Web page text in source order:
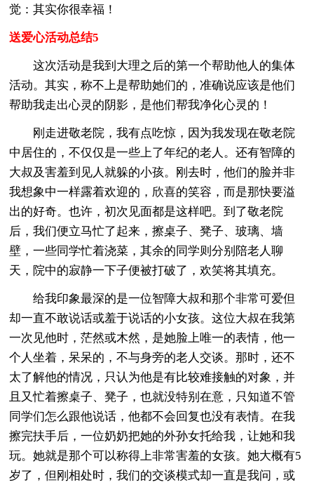
觉：其实你很幸福！
送爱心活动总结5
这次活动是我到大理之后的第一个帮助他人的集体
活动。其实，称不上是帮助她们的，准确说应该是他们
帮助我走出心灵的阴影，是他们帮我净化心灵的！
刚走进敬老院，我有点吃惊，因为我发现在敬老院
中居住的，不仅仅是一些上了年纪的老人。还有智障的
大叔及害羞到见人就躲的小孩。刚去时，他们的脸并非
我想象中一样露着欢迎的，欣喜的笑容，而是那快要溢
出的好奇。也许，初次见面都是这样吧。到了敬老院
后，我们便立马忙了起来，擦桌子、凳子、玻璃、墙
壁，一些同学忙着浇菜，其余的同学则分别陪老人聊
天，院中的寂静一下子便被打破了，欢笑将其填充。
给我印象最深的是一位智障大叔和那个非常可爱但
却一直不敢说话或羞于说话的小女孩。这位大叔在我第
一次见他时，茫然或木然，是她脸上唯一的表情，他一
个人坐着，呆呆的，不与身旁的老人交谈。那时，还不
太了解他的情况，只认为他是有比较难接触的对象，并
且又忙着擦桌子、凳子，也就没特别在意，只知道不管
同学们怎么跟他说话，他都不会回复也没有表情。在我
擦完扶手后，一位奶奶把她的外孙女托给我，让她和我
玩。她就是那个可以称得上非常害羞的女孩。她大概有5
岁了，但刚相处时，我们的交谈模式却一直是我问，或